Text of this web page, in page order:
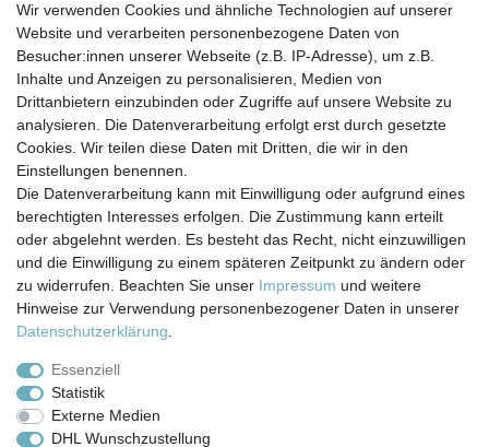
automatische Sperrung der Wasserzufuhr
Mit Test-Funktion
9-Volt-Blockbatterie erforderlich (nicht im
Lieferumfang enthalten)
Impressum Daten­schutz­erklärung AGB
Barrierefreiheitserklärung Widerrufs­recht
Versand- & Zahlungsbedingungen
Wir verwenden Cookies und ähnliche Technologien auf unserer
Website und verarbeiten personenbezogene Daten von
Besucher:innen unserer Webseite (z.B. IP-Adresse), um z.B.
Inhalte und Anzeigen zu personalisieren, Medien von
Drittanbietern einzubinden oder Zugriffe auf unsere Website zu
analysieren. Die Datenverarbeitung erfolgt erst durch gesetzte
Cookies. Wir teilen diese Daten mit Dritten, die wir in den
Einstellungen benennen.
Die Datenverarbeitung kann mit Einwilligung oder aufgrund eines
berechtigten Interesses erfolgen. Die Zustimmung kann erteilt
oder abgelehnt werden. Es besteht das Recht, nicht einzuwilligen
und die Einwilligung zu einem späteren Zeitpunkt zu ändern oder
zu widerrufen. Beachten Sie unser Impressum und weitere
Hinweise zur Verwendung personenbezogener Daten in unserer
Daten­schutz­erklärung
Essenziell
Statistik
Externe Medien
DHL Wunschzustellung